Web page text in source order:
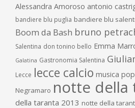
Alessandra Amoroso antonio
bandiere blu puglia bandiere blu
Boom da Bash bruno
Salentina don tonino bello Emma
Galatina Gastronomia Salentina
Lecce lecce calcio musica
Negramaro notte della
della taranta 2013 notte della